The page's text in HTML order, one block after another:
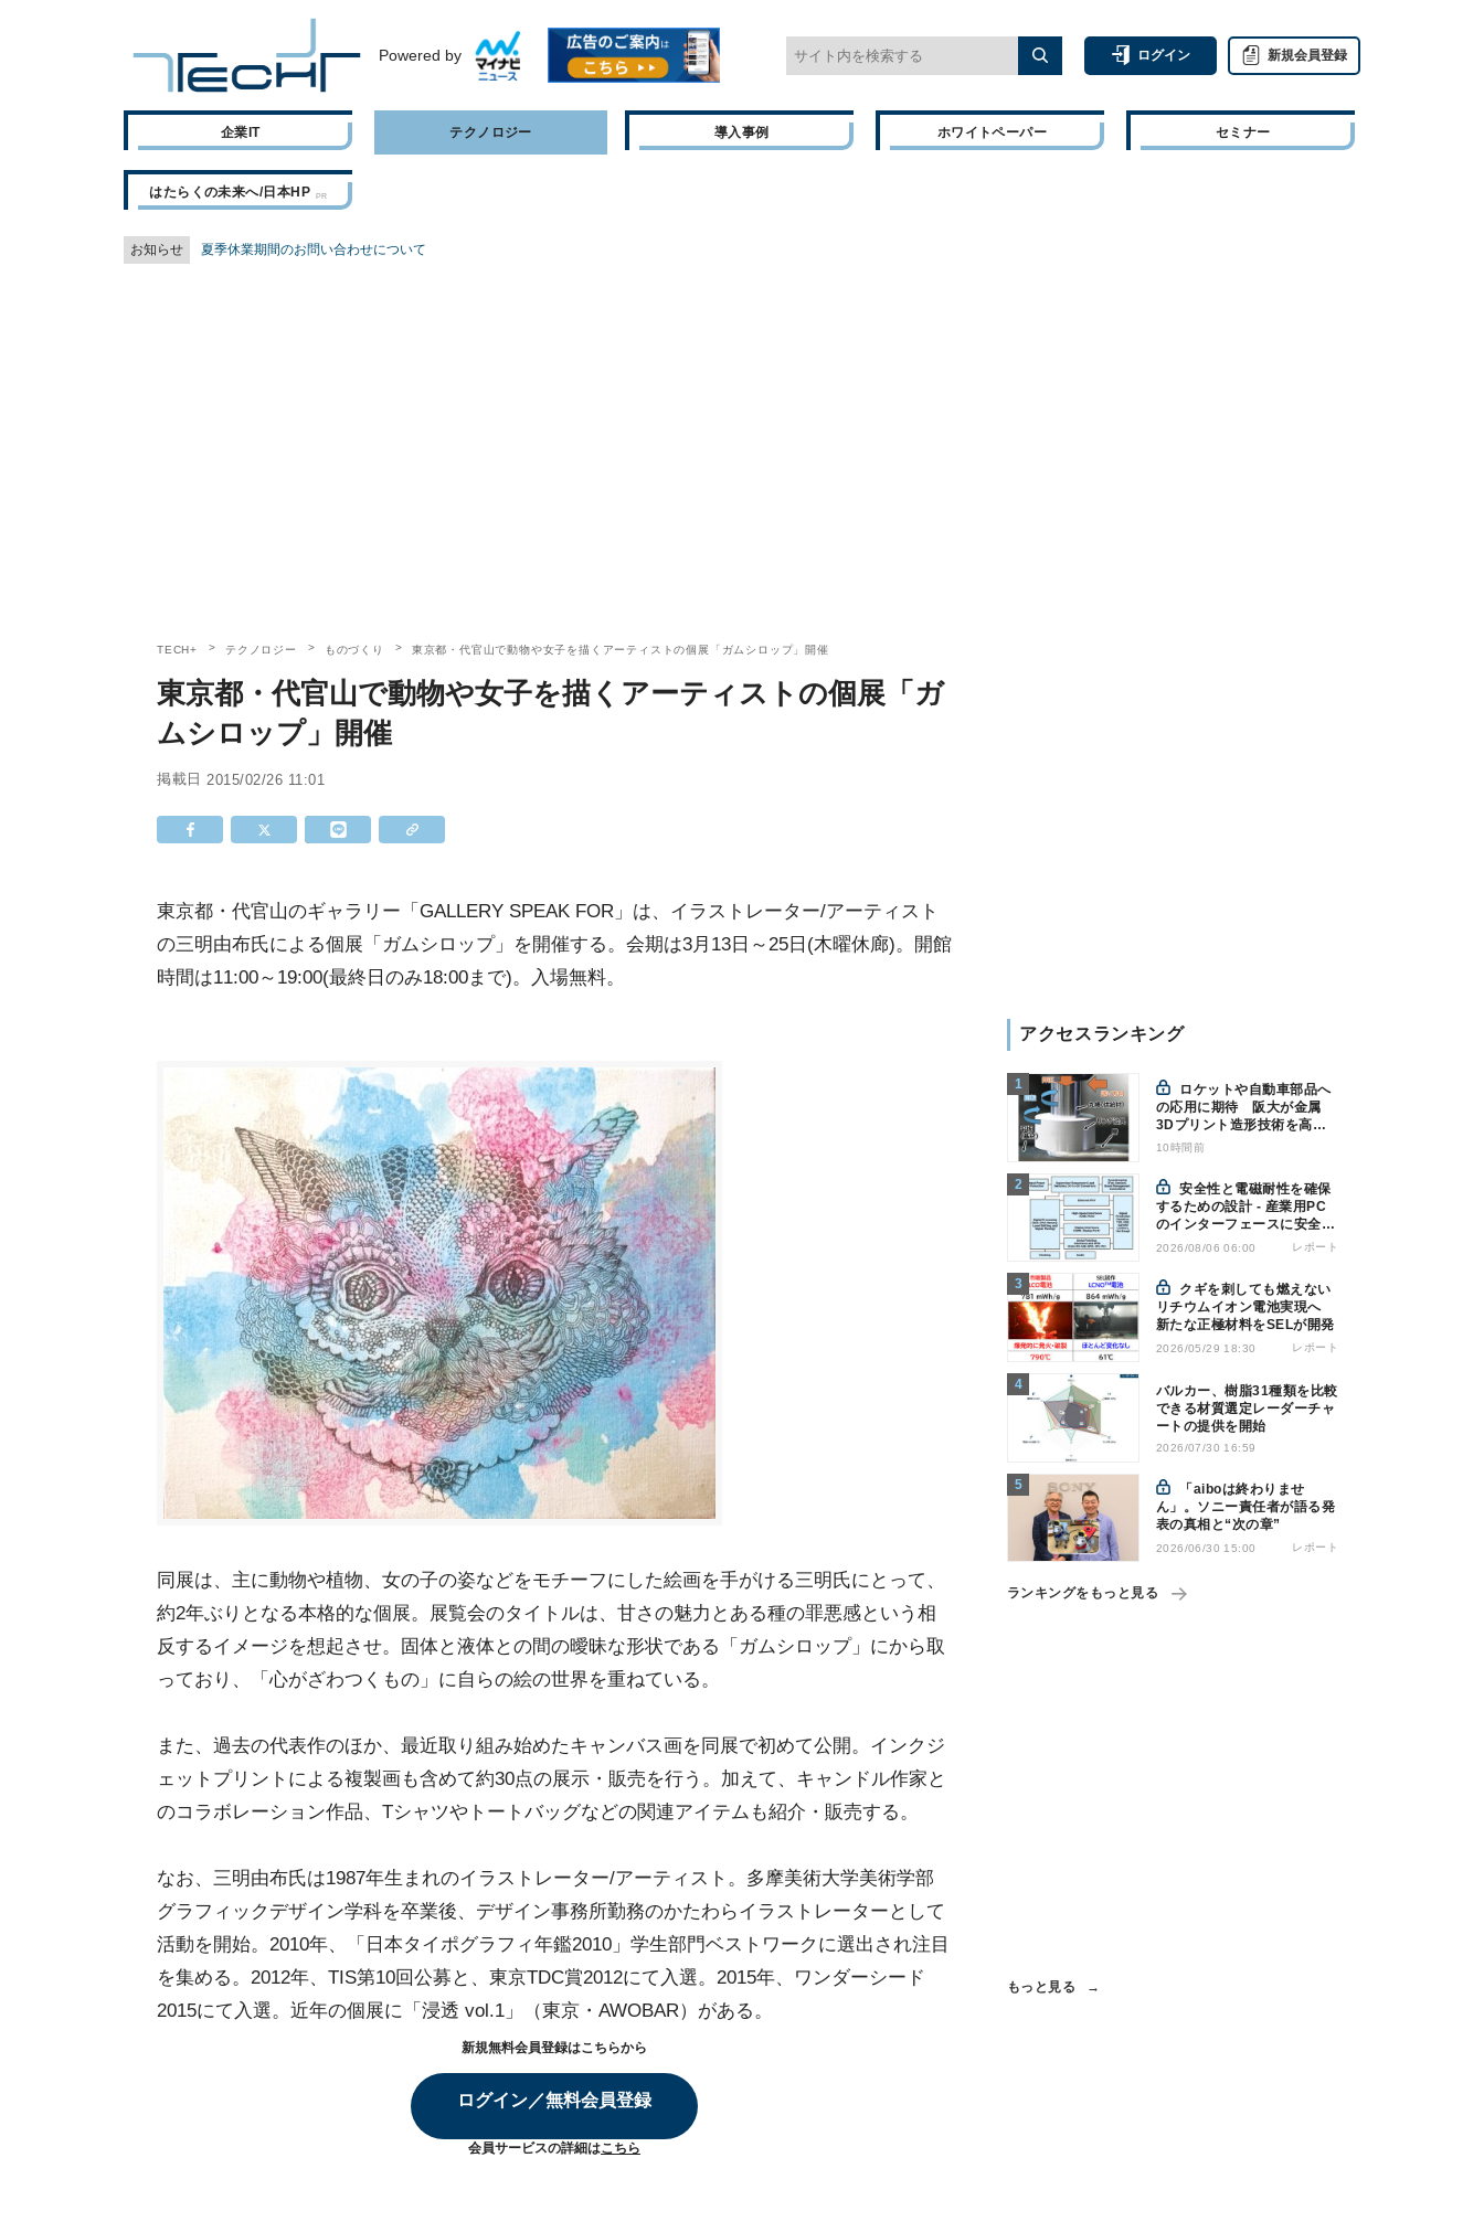
Powered by ログイン 新規会員登録
企業IT テクノロジー 導入事例 ホワイトペーパー セミナー
はたらくの未来へ/日本HP
お知らせ 夏季休業期間のお問い合わせについて
TECH+ テクノロジー ものづくり 東京都・代官山で動物や女子を描くアーティストの個展「ガムシロップ」開催
東京都・代官山で動物や女子を描くアーティストの個展「ガ
ムシロップ」開催
掲載日 2015/02/26 11:01
東京都・代官山のギャラリー「GALLERY SPEAK FOR」は、イラストレーター/アーティスト
の三明由布氏による個展「ガムシロップ」を開催する。会期は3月13日～25日(木曜休廊)。開館
時間は11:00～19:00(最終日のみ18:00まで)。入場無料。
同展は、主に動物や植物、女の子の姿などをモチーフにした絵画を手がける三明氏にとって、
約2年ぶりとなる本格的な個展。展覧会のタイトルは、甘さの魅力とある種の罪悪感という相
反するイメージを想起させ。固体と液体との間の曖昧な形状である「ガムシロップ」にから取
っており、「心がざわつくもの」に自らの絵の世界を重ねている。
また、過去の代表作のほか、最近取り組み始めたキャンバス画を同展で初めて公開。インクジ
ェットプリントによる複製画も含めて約30点の展示・販売を行う。加えて、キャンドル作家と
のコラボレーション作品、Tシャツやトートバッグなどの関連アイテムも紹介・販売する。
なお、三明由布氏は1987年生まれのイラストレーター/アーティスト。多摩美術大学美術学部
グラフィックデザイン学科を卒業後、デザイン事務所勤務のかたわらイラストレーターとして
活動を開始。2010年、「日本タイポグラフィ年鑑2010」学生部門ベストワークに選出され注目
を集める。2012年、TIS第10回公募と、東京TDC賞2012にて入選。2015年、ワンダーシード
2015にて入選。近年の個展に「浸透 vol.1」（東京・AWOBAR）がある。
新規無料会員登録はこちらから
ログイン／無料会員登録
会員サービスの詳細はこちら
アクセスランキング
の応用に期待 阪大が金属
3Dプリント造形技術を高速
化
10時間前
安全性と電磁耐性を確保
するための設計 - 産業用PC
のインターフェースに安全絶
縁を適用する
2026/08/06 06:00 レポート
リチウムイオン電池実現へ
新たな正極材料をSELが開発
2026/05/29 18:30 レポート
バルカー、樹脂31種類を比較
できる材質選定レーダーチャ
ートの提供を開始
2026/07/30 16:59
ん」。ソニー責任者が語る発
表の真相と“次の章”
2026/06/30 15:00 レポート
ランキングをもっと見る
もっと見る